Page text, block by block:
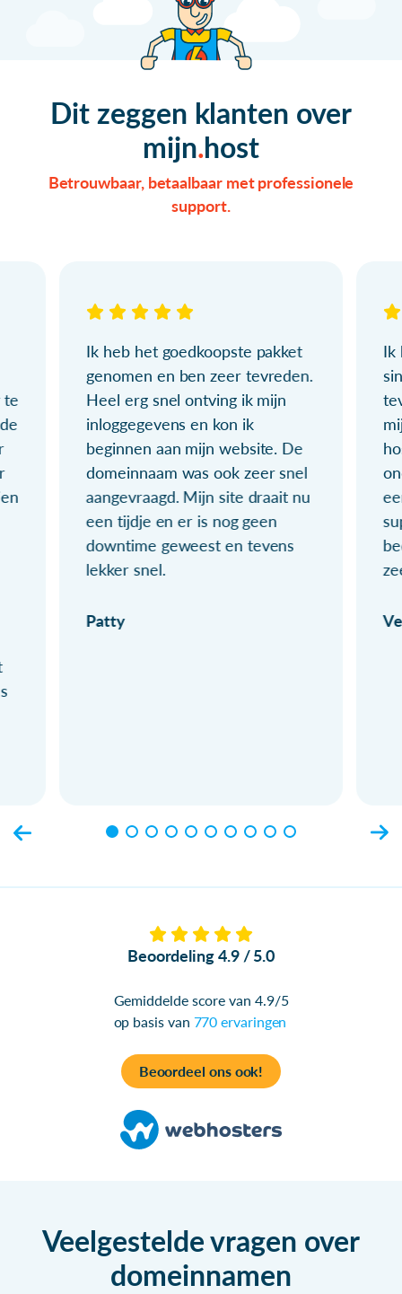
Dit zeggen klanten over
mijn host
Betrouwbaar, betaalbaar met professionele
support.
te
Ik heb het goedkoopste pakket
genomen en ben zeer tevreden.
Heel erg snel ontving ik mijn
inloggegevens en kon ik
beginnen aan mijn website. De
domeinnaam was ook zeer snel
aangevraagd. Mijn site draait nu
een tijdje en er is nog geen
downtime geweest en tevens
lekker snel.
Patty
Ik
Beoordeling 4.9 / 5.0
Gemiddelde score van 4.9/5
op basis van 770 ervaringen
Beoordeel ons ook!
Veelgestelde vragen over
domeinnamen